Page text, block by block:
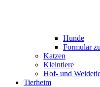
Hunde
Formular
Katzen
Kleintiere
Hof- und
Tierheim